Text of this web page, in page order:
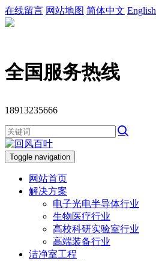
在线留言 网站地图 简体中文 English
全国服务热线
18913235666
Toggle navigation
网站首页
解决方案
电子光电半导体行业
生物医疗行业
高校科研实验室行业
高端装备行业
洁净室工程